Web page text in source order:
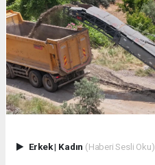
Erkek| Kadın (Haberi Sesli Oku)